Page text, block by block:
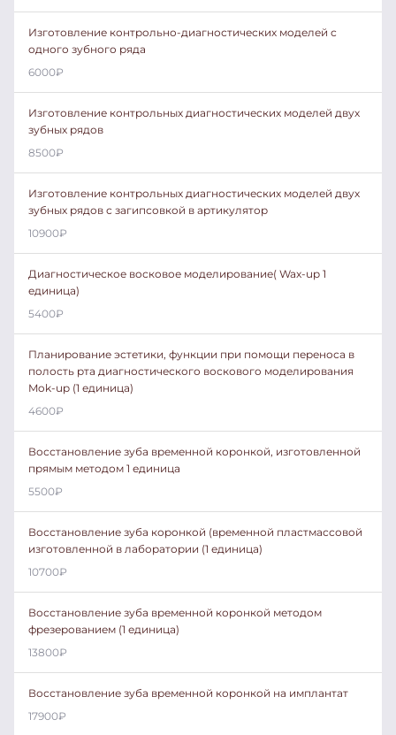
Изготовление контрольно-диагностических моделей с
одного зубного ряда
6000₽
Изготовление контрольных диагностических моделей двух
зубных рядов
8500₽
Изготовление контрольных диагностических моделей двух
зубных рядов с загипсовкой в артикулятор
10900₽
Диагностическое восковое моделирование( Wax-up 1
единица)
5400₽
Планирование эстетики, функции при помощи переноса в
полость рта диагностического воскового моделирования
Mok-up (1 единица)
4600₽
Восстановление зуба временной коронкой, изготовленной
прямым методом 1 единица
5500₽
Восстановление зуба коронкой (временной пластмассовой
изготовленной в лаборатории (1 единица)
10700₽
Восстановление зуба временной коронкой методом
фрезерованием (1 единица)
13800₽
Восстановление зуба временной коронкой на имплантат
17900₽